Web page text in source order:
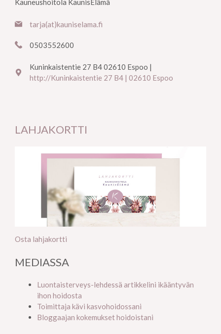
Kauneushoitola KaunisElämä
tarja(at)kauniselama.fi
0503552600
Kuninkaistentie 27 B4 02610 Espoo |
http://Kuninkaistentie 27 B4 | 02610 Espoo
LAHJAKORTTI
Osta lahjakortti
MEDIASSA
Luontaisterveys-lehdessä artikkelini ikääntyvän
ihon hoidosta
Toimittaja kävi kasvohoidossani
Bloggaajan kokemukset hoidoistani